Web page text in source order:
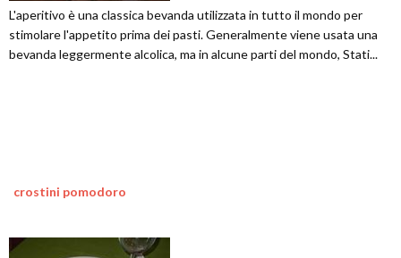
L'aperitivo è una classica bevanda utilizzata in tutto il mondo per
stimolare l'appetito prima dei pasti. Generalmente viene usata una
bevanda leggermente alcolica, ma in alcune parti del mondo, Stati...
crostini pomodoro